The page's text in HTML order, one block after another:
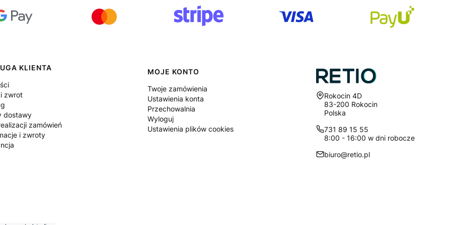
KLIENTA
zwrot
dostawy
zamówień
i zwroty
MOJE KONTO
Twoje zamówienia
Ustawienia konta
Przechowalnia
Wyloguj
Ustawienia plików cookies
Adres:
Rokocin 4D
83-200 Rokocin
Polska
731 89 15 55
8:00 - 16:00 w dni robocze
biuro@retio.pl